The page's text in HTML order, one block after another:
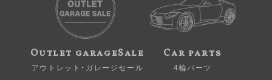
Outlet garageSale
アウトレット・ガレージセール
Car parts
4輪パーツ